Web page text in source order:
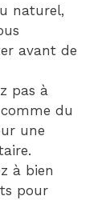
naturel,
avant de
pas à
du
une
à bien
pour